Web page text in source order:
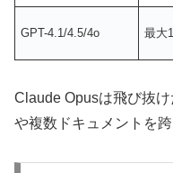
GPT-4.1/4.5/4o 最大
Claude Opusは飛び抜
や複数ドキュメントを